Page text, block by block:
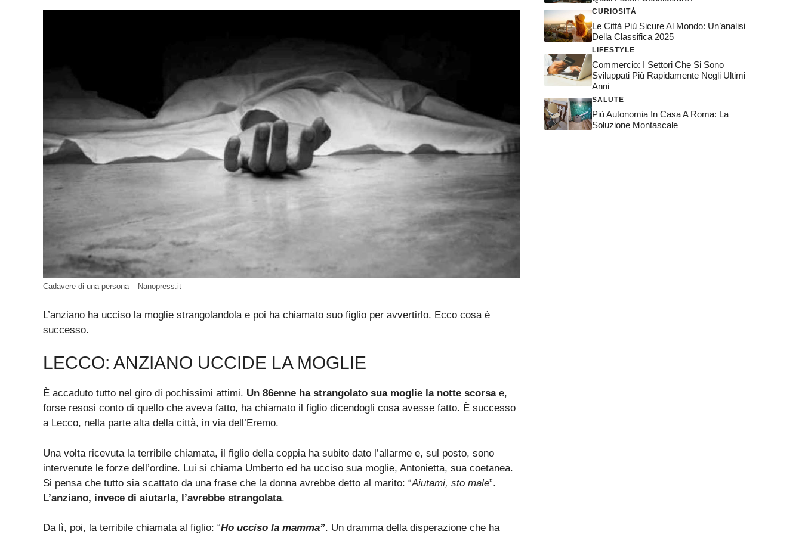
Cadavere di una persona – Nanopress.it
L’anziano ha ucciso la moglie strangolandola e poi ha chiamato suo figlio per avvertirlo. Ecco cosa è
successo.
LECCO: ANZIANO UCCIDE LA MOGLIE
È accaduto tutto nel giro di pochissimi attimi. Un 86enne ha strangolato sua moglie la notte scorsae,
forse resosi conto di quello che aveva fatto, ha chiamato il figlio dicendogli cosa avesse fatto. È successo
a Lecco, nella parte alta della città, in via dell’Eremo.
Una volta ricevuta la terribile chiamata, il figlio della coppia ha subito dato l’allarme e, sul posto, sono
intervenute le forze dell’ordine. Lui si chiama Umberto ed ha ucciso sua moglie, Antonietta, sua coetanea.
Si pensa che tutto sia scattato da una frase che la donna avrebbe detto al marito: “Aiutami, sto male”.
L’anziano, invece di aiutarla, l’avrebbe strangolata.
Da lì, poi, la terribile chiamata al figlio: “Ho ucciso la mamma”. Un dramma della disperazione che ha
CURIOSITÀ
Le Città Più Sicure Al Mondo: Un’analisi
Della Classifica 2025
LIFESTYLE
Commercio: I Settori Che Si Sono
Sviluppati Più Rapidamente Negli Ultimi
Anni
SALUTE
Più Autonomia In Casa A Roma: La
Soluzione Montascale